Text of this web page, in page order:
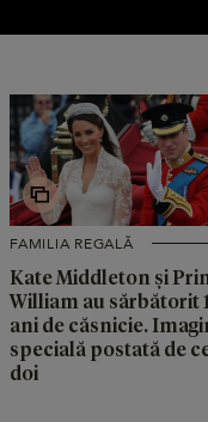
FAMILIA REGALĂ
Kate Middleton și
William au sărbătorit
ani de căsnicie.
specială postată de
doi